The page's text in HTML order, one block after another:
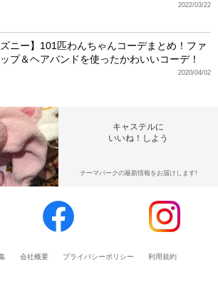
2022/03/22
ズニー】101匹わんちゃんコーデまとめ！ファ
プ＆ヘアバンドを使ったかわいいコーデ！
2020/04/02
キャステルに
いいね！しよう
テーマパークの最新情報をお届けします!
会社概要 プライバシーポリシー 利用規約